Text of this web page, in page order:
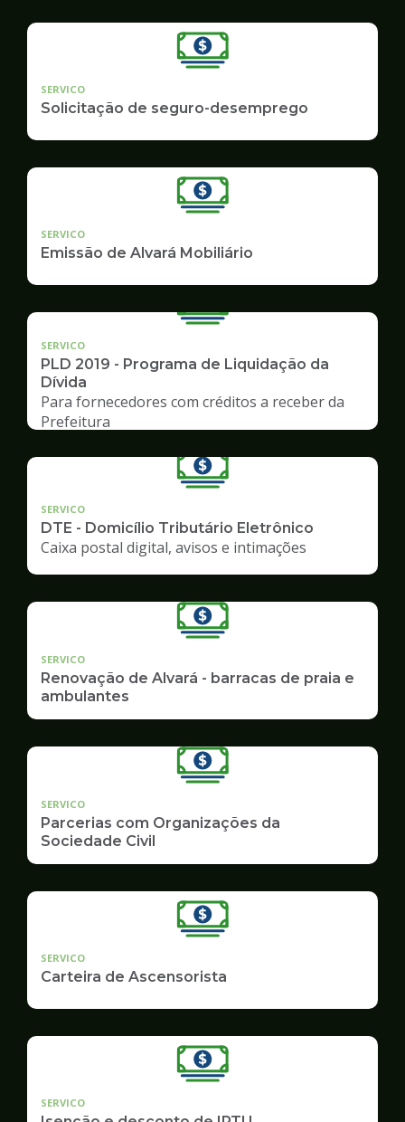
SERVICO
Solicitação de seguro-desemprego
SERVICO
Emissão de Alvará Mobiliário
SERVICO
PLD 2019 - Programa de Liquidação da
Dívida
Para fornecedores com créditos a receber da
Prefeitura
SERVICO
DTE - Domicílio Tributário Eletrônico
Caixa postal digital, avisos e intimações
SERVICO
Renovação de Alvará - barracas de praia e
ambulantes
SERVICO
Parcerias com Organizações da
Sociedade Civil
SERVICO
Carteira de Ascensorista
SERVICO